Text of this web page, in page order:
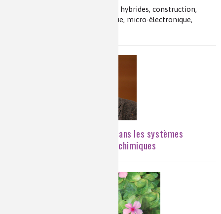
matériaux bio-inspirés, matériaux hybrides, construction,
textiles, cosmétique, micro-optique, micro-électronique,
Le Carbone renouvelable dans les systèmes
alimentaires, énergétiques et chimiques